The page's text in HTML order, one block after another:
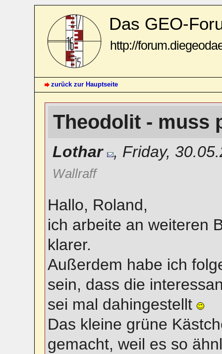
Das GEO-
http://
zurück zur Hauptseite
Theodolit - muss
Lothar , Friday,
Wallraff
Hallo, Roland,
ich arbeite an weiteren
klarer.
Außerdem habe ich
sein, dass die
sei mal dahingestellt
Das kleine grüne
gemacht, weil es so